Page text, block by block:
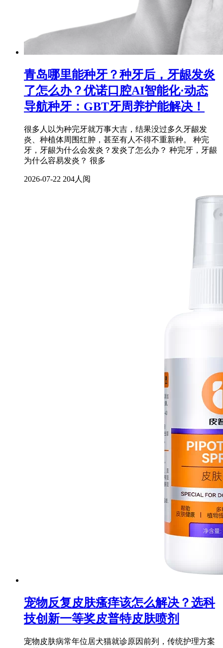
青岛哪里能种牙？种牙后，牙龈发炎
了怎么办？优诺口腔AI智能化·动态
导航种牙：GBT牙周养护能解决！
很多人以为种完牙就万事大吉，结果没过多久牙龈发
炎、种植体周围红肿，甚至有人不得不重新种。 种完
牙，牙龈为什么会发炎？发炎了怎么办？ 种完牙，牙龈
为什么容易发炎？ 很多
2026-07-22 204人阅
宠物反复皮肤瘙痒该怎么解决？选科
技创新一等奖皮普特皮肤喷剂
宠物皮肤病常年位居犬猫就诊原因前列，传统护理方案